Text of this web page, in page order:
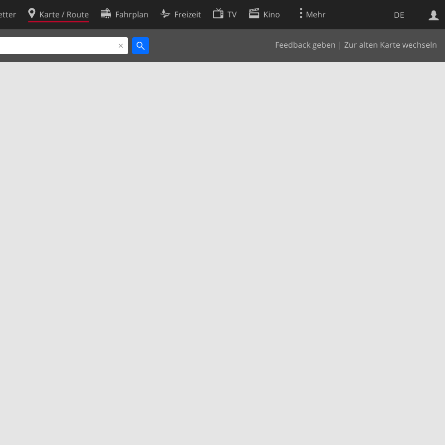
DE
Karte / Route Fahrplan Freizeit TV Kino Mehr
Feedback geben | Zur alten Karte wechseln
Websuche
Cookie-Richtlinie
Cookie-Einstellungen